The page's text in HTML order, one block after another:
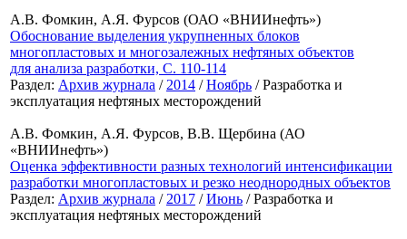
А.В. Фомкин, А.Я. Фурсов (ОАО «ВНИИнефть»)
Обоснование выделения укрупненных блоков
многопластовых и многозалежных нефтяных объектов
для анализа разработки, C. 110-114
Раздел: Архив журнала / 2014 /Ноябрь / Разработка и
эксплуатация нефтяных месторождений
А.В. Фомкин, А.Я. Фурсов, В.В. Щербина (АО
«ВНИИнефть»)
Оценка эффективности разных технологий интенсификации
разработки многопластовых и резко неоднородных объектов
Раздел: Архив журнала / 2017 /Июнь / Разработка и
эксплуатация нефтяных месторождений